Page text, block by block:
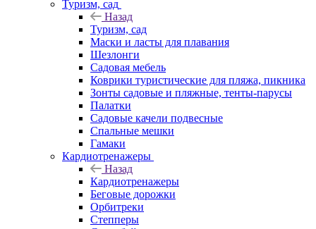
Туризм, сад
Назад
Туризм, сад
Маски и ласты для плавания
Шезлонги
Садовая мебель
Коврики туристические для пляжа, пикника
Зонты садовые и пляжные, тенты-парусы
Палатки
Садовые качели подвесные
Спальные мешки
Гамаки
Кардиотренажеры
Назад
Кардиотренажеры
Беговые дорожки
Орбитреки
Степперы